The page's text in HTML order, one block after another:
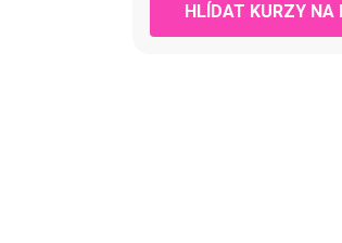
HLÍDAT KURZY NA